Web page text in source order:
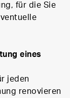
für die Sie
eines
jeden
renovieren